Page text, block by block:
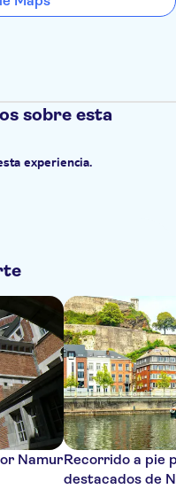
sobre esta
experiencia.
NamurRecorrido a pie
destacados de